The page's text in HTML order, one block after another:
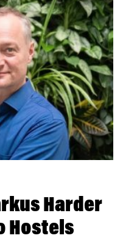
Harder
Hostels